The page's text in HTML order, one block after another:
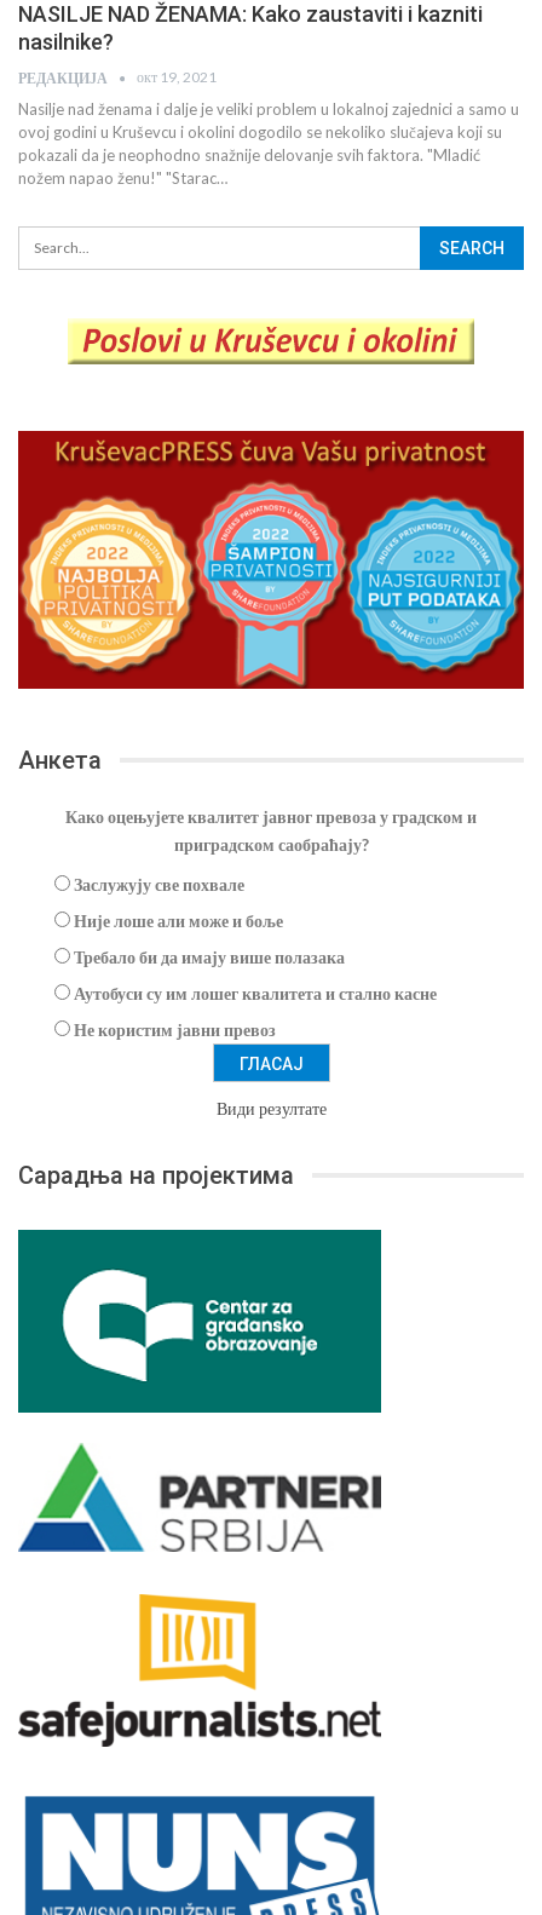
NASILJE NAD ŽENAMA: Kako zaustaviti i kazniti
nasilnike?
РЕДАКЦИЈА окт 19, 2021
Nasilje nad ženama i dalje je veliki problem u lokalnoj zajednici a samo u
ovoj godini u Kruševcu i okolini dogodilo se nekoliko slučajeva koji su
pokazali da je neophodno snažnije delovanje svih faktora. "Mladić
nožem napao ženu!" "Starac…
Анкета
Како оцењујете квалитет јавног превоза у градском и
приградском саобраћају?
Заслужују све похвале
Није лоше али може и боље
Требало би да имају више полазака
Аутобуси су им лошег квалитета и стално касне
Не користим јавни превоз
Види резултате
Сарадња на пројектима